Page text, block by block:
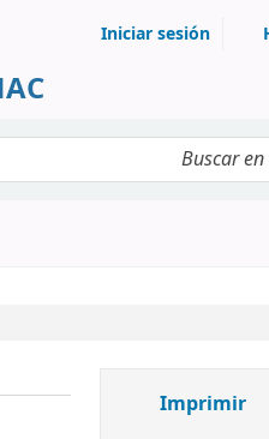
Iniciar sesión
Imprimir